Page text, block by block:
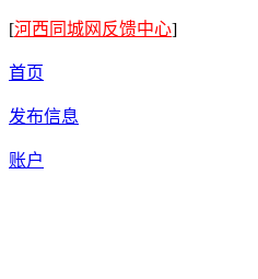
[河西同城网反馈中心]
首页
发布信息
账户